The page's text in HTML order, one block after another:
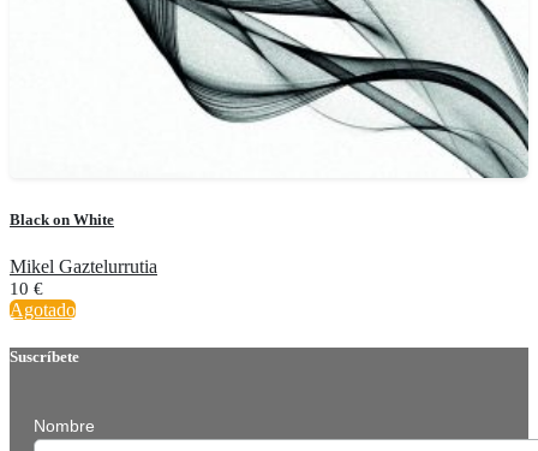
Black on White
Mikel Gaztelurrutia
10 €
Agotado
Suscríbete
Nombre